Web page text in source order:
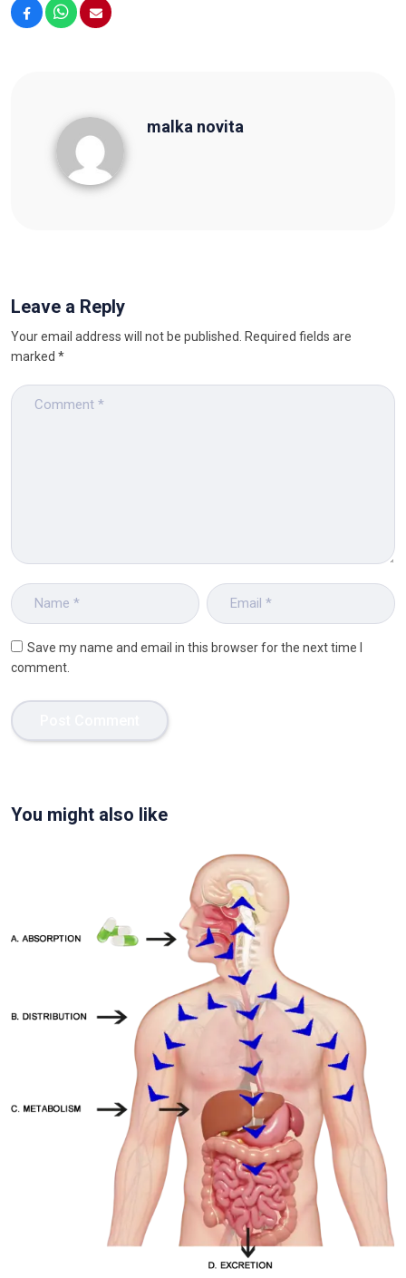
malka novita
Leave a Reply
Your email address will not be published.
Required fields are
marked *
Save my name and email in this browser for the next time I
comment.
You might also like